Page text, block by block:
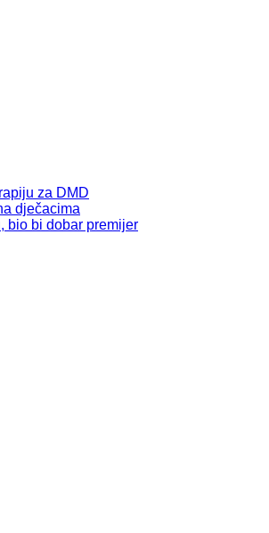
za DMD
dječacima
bio bi dobar premijer